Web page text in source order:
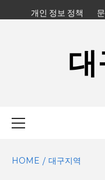
to
개인 정보 정책
HOME 대구지역